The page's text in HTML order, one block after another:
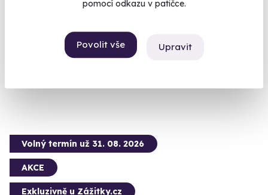
pomocí odkazu v patičce.
Povolit vše Upravit
Slovakia Ring
(+ 2 další lokality)
Volný termín už 31. 08. 2026
AKCE
Exkluzivně u Zážitky.cz